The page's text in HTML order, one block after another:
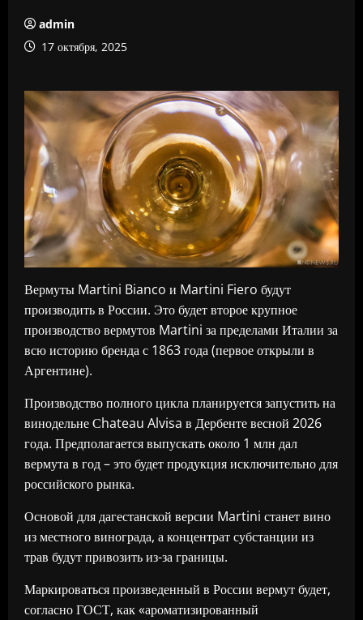
admin
17 октября, 2025
Вермуты Martini Bianco и Martini Fiero будут
производить в России. Это будет второе крупное
производство вермутов Martini за пределами Италии за
всю историю бренда с 1863 года (первое открыли в
Аргентине).
Производство полного цикла планируется запустить на
винодельне Сhateau Alvisa в Дербенте весной 2026
года. Предполагается выпускать около 1 млн дал
вермута в год – это будет продукция исключительно для
российского рынка.
Основой для дагестанской версии Martini станет вино
из местного винограда, а концентрат субстанции из
трав будут привозить из-за границы.
Маркироваться произведенный в России вермут будет,
согласно ГОСТ, как «ароматизированный